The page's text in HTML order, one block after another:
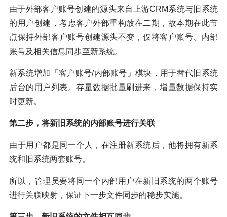
由于外部客户账号创建的源头来自上游CRM系统与旧系统
的用户创建，考虑客户外部重构放在二期，故本期在此节
点保持外部客户账号创建源头不变，仅将客户账号、内部
账号及相关信息同步至新系统。
新系统增加「客户账号/内部账号」模块，用于替代旧系统
后台的用户列表。存量数据批量刷进来，增量数据保持实
时更新。
第二步，将新旧系统的内部账号进行关联
由于用户都是同一个人，在注册新系统后，他将拥有新系
统和旧系统两套账号。
所以，管理员要将同一个内部用户在新旧系统的两个账号
进行关联映射，保证下一步文件同步的稳步实施。